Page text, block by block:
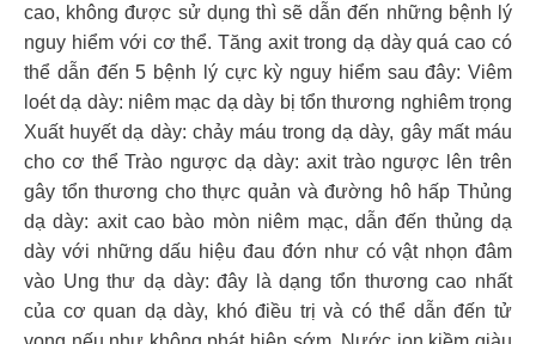
cao, không được sử dụng thì sẽ dẫn đến những bệnh lý
nguy hiểm với cơ thể. Tăng axit trong dạ dày quá cao có
thể dẫn đến 5 bệnh lý cực kỳ nguy hiểm sau đây: Viêm
loét dạ dày: niêm mạc dạ dày bị tổn thương nghiêm trọng
Xuất huyết dạ dày: chảy máu trong dạ dày, gây mất máu
cho cơ thể Trào ngược dạ dày: axit trào ngược lên trên
gây tổn thương cho thực quản và đường hô hấp Thủng
dạ dày: axit cao bào mòn niêm mạc, dẫn đến thủng dạ
dày với những dấu hiệu đau đớn như có vật nhọn đâm
vào Ung thư dạ dày: đây là dạng tổn thương cao nhất
của cơ quan dạ dày, khó điều trị và có thể dẫn đến tử